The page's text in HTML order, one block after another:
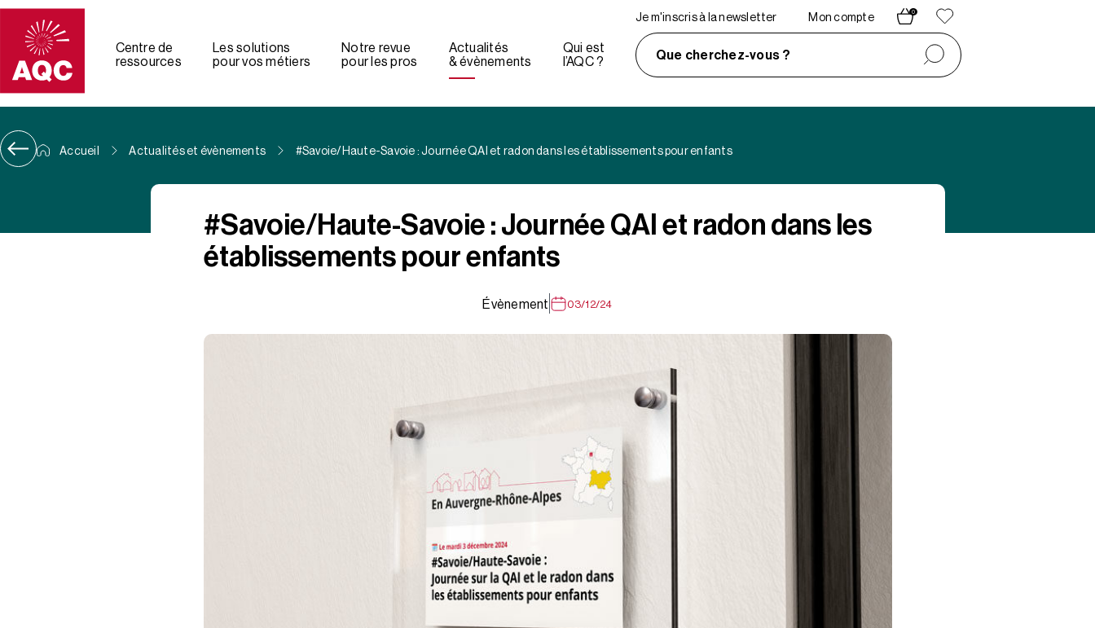
Panneau de gestion des cookies
Centre de
ressources
Les solutions
pour vos métiers
Notre revue
pour les pros
Actualités
& évènements
Qui est
l’AQC ?
Je m'inscris à la newsletter Mon compte
0
Que cherchez-vous ?
Accueil Actualités et évènements #Savoie/Haute-Savoie : Journée QAI et radon dans les établissements pour enfants
#Savoie/Haute-Savoie : Journée QAI et radon dans les
établissements pour enfants
Évènement 03/12/24